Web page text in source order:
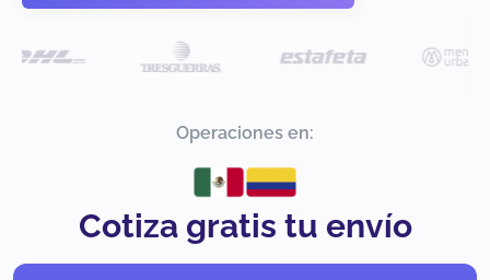
Operaciones en:
Cotiza gratis tu envío